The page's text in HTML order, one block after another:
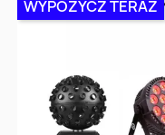
WYPOŻYCZ TERAZ